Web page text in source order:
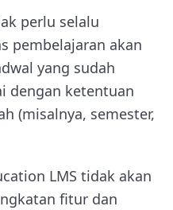
perlu selalu
pembelajaran akan
yang sudah
dengan ketentuan
(misalnya, semester,
LMS tidak akan
fitur dan